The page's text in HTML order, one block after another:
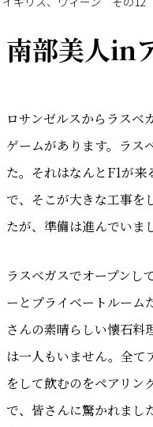
南部美人in
ロサンゼルスからラスベ
ゲームがあります。ラス
た。それはなんとF1が来
で、そこが大きな工事を
たが、準備は進んでいま
ラスベガスでオープンし
ーとプライベートルーム
さんの素晴らしい懐石料
は一人もいません。全て
をして飲むのをペアリン
で、皆さんに驚かれまし